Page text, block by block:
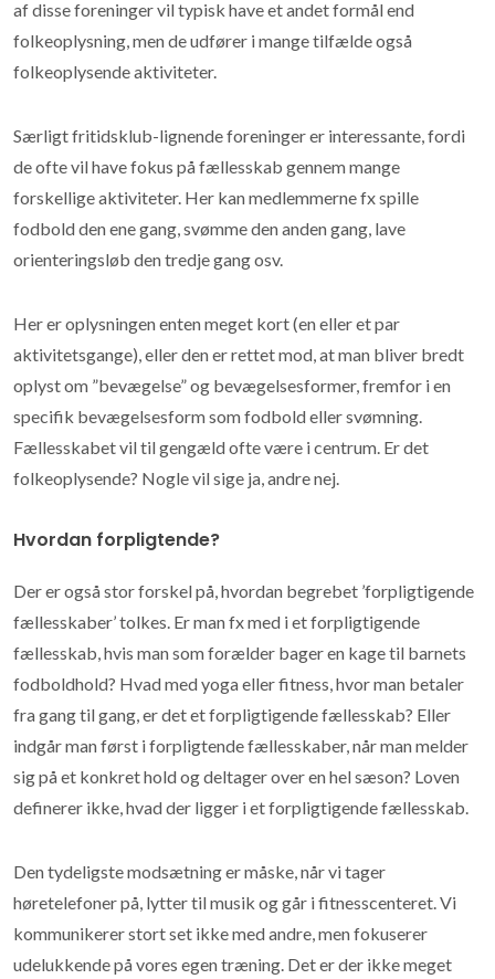
af disse foreninger vil typisk have et andet formål end
folkeoplysning, men de udfører i mange tilfælde også
folkeoplysende aktiviteter.
Særligt fritidsklub-lignende foreninger er interessante, fordi
de ofte vil have fokus på fællesskab gennem mange
forskellige aktiviteter. Her kan medlemmerne fx spille
fodbold den ene gang, svømme den anden gang, lave
orienteringsløb den tredje gang osv.
Her er oplysningen enten meget kort (en eller et par
aktivitetsgange), eller den er rettet mod, at man bliver bredt
oplyst om ”bevægelse” og bevægelsesformer, fremfor i en
specifik bevægelsesform som fodbold eller svømning.
Fællesskabet vil til gengæld ofte være i centrum. Er det
folkeoplysende? Nogle vil sige ja, andre nej.
Hvordan forpligtende?
Der er også stor forskel på, hvordan begrebet ’forpligtigende
fællesskaber’ tolkes. Er man fx med i et forpligtigende
fællesskab, hvis man som forælder bager en kage til barnets
fodboldhold? Hvad med yoga eller fitness, hvor man betaler
fra gang til gang, er det et forpligtigende fællesskab? Eller
indgår man først i forpligtende fællesskaber, når man melder
sig på et konkret hold og deltager over en hel sæson? Loven
definerer ikke, hvad der ligger i et forpligtigende fællesskab.
Den tydeligste modsætning er måske, når vi tager
høretelefoner på, lytter til musik og går i fitnesscenteret. Vi
kommunikerer stort set ikke med andre, men fokuserer
udelukkende på vores egen træning. Det er der ikke meget